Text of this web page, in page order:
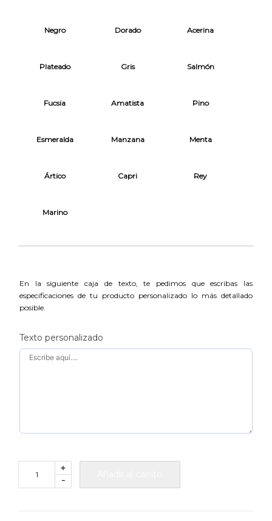
Negro Dorado Acerina
Plateado Gris Salmón
Fucsia Amatista Pino
Esmeralda Manzana Menta
Ártico Capri Rey
Marino
En la siguiente caja de texto, te pedimos que escribas las
especificaciones de tu producto personalizado lo más detallado
posible.
Texto personalizado
-
+